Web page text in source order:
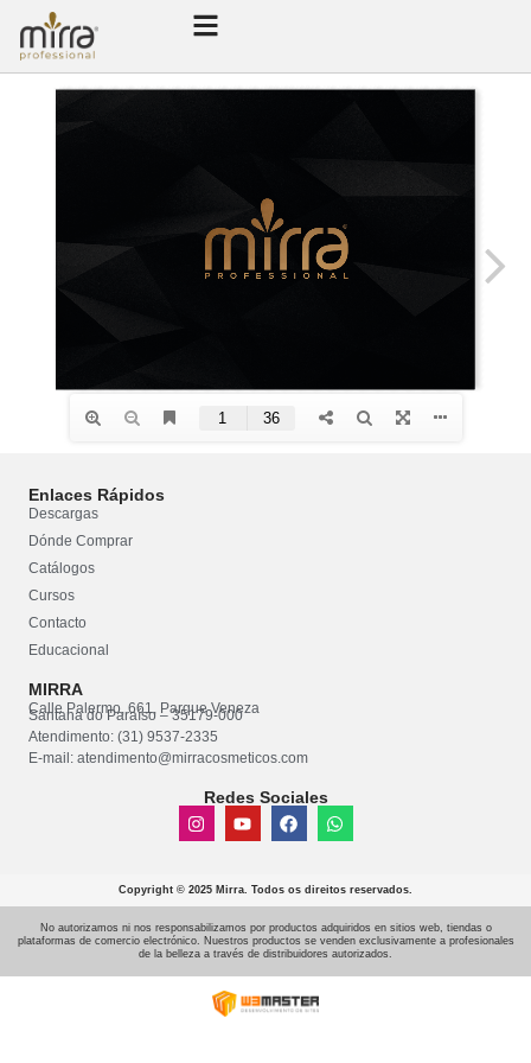
Enlaces Rápidos
Descargas
Dónde Comprar
Catálogos
Cursos
Contacto
Educacional
MIRRA
Calle Palermo, 661, Parque Veneza
Santana do Paraíso – 35179-000
Atendimento: (31) 9537-2335
E-mail: atendimento@mirracosmeticos.com
Redes Sociales
Copyright © 2025 Mirra. Todos os direitos reservados.
No autorizamos ni nos responsabilizamos por productos adquiridos en sitios web, tiendas o
plataformas de comercio electrónico. Nuestros productos se venden exclusivamente a profesionales
de la belleza a través de distribuidores autorizados.